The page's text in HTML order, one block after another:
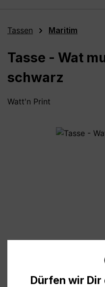
Tassen Maritim
Tasse - Wat
schwarz
Watt'n Print
Bildergalerie überspringen
Preise inkl. MwSt. zzgl.
Dürfen wir Dir